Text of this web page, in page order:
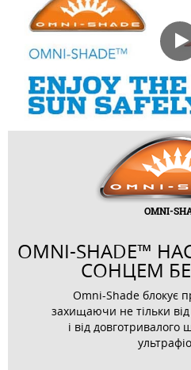
OMNI-
OMNI-SHADE™
СОНЦЕМ
Omni-Shade блокує
захищаючи не тільки від
і від довготривалого